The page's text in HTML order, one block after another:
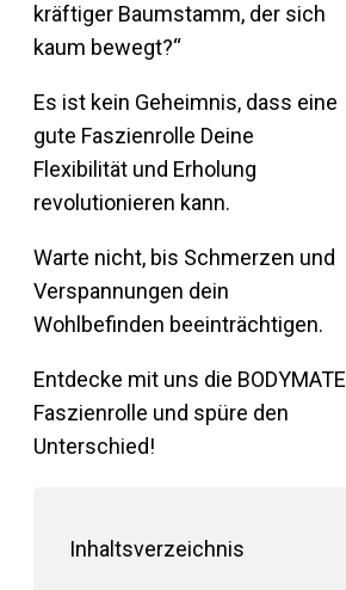
kräftiger Baumstamm, der sich
kaum bewegt?“
Es ist kein Geheimnis, dass eine
gute Faszienrolle Deine
Flexibilität und Erholung
revolutionieren kann.
Warte nicht, bis Schmerzen und
Verspannungen dein
Wohlbefinden beeinträchtigen.
Entdecke mit uns die BODYMATE
Faszienrolle und spüre den
Unterschied!
Inhaltsverzeichnis